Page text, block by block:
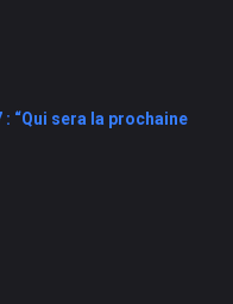
“Qui sera la prochaine